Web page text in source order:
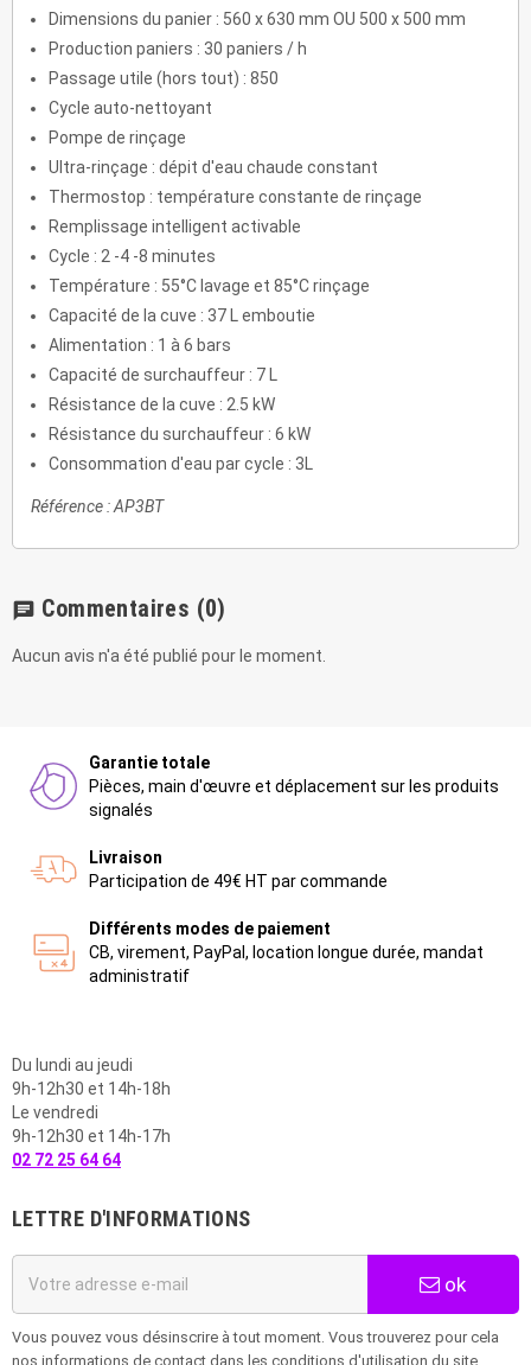
Dimensions du panier : 560 x 630 mm OU 500 x 500 mm
Production paniers : 30 paniers / h
Passage utile (hors tout) : 850
Cycle auto-nettoyant
Pompe de rinçage
Ultra-rinçage : dépit d'eau chaude constant
Thermostop : température constante de rinçage
Remplissage intelligent activable
Cycle : 2 -4 -8 minutes
Température : 55°C lavage et 85°C rinçage
Capacité de la cuve : 37 L emboutie
Alimentation : 1 à 6 bars
Capacité de surchauffeur : 7 L
Résistance de la cuve : 2.5 kW
Résistance du surchauffeur : 6 kW
Consommation d'eau par cycle : 3L
Référence : AP3BT
chat Commentaires (0)
Aucun avis n'a été publié pour le moment.
Garantie totale
Pièces, main d'œuvre et déplacement sur les produits
signalés
Livraison
Participation de 49€ HT par commande
Différents modes de paiement
CB, virement, PayPal, location longue durée, mandat
administratif
Du lundi au jeudi
9h-12h30 et 14h-18h
Le vendredi
9h-12h30 et 14h-17h
02 72 25 64 64
LETTRE D'INFORMATIONS
ok
Vous pouvez vous désinscrire à tout moment. Vous trouverez pour cela
nos informations de contact dans les conditions d'utilisation du site.